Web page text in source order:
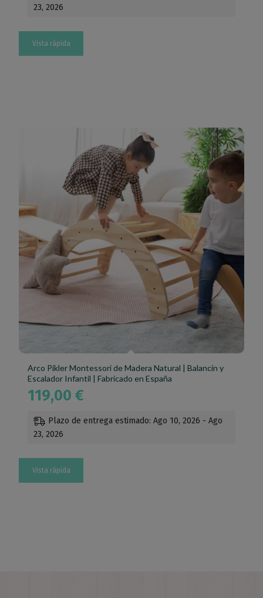
23, 2026
Vista rápida
Arco Pikler Montessori de Madera Natural | Balancín y
Escalador Infantil | Fabricado en España
119,00€
Plazo de entrega estimado: Ago 10, 2026 - Ago
23, 2026
Vista rápida